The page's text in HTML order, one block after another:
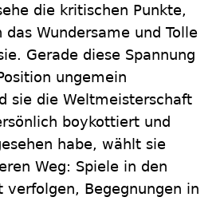
die kritischen Punkte,
Wundersame und Tolle
Gerade diese Spannung
ungemein
sie die Weltmeisterschaft
boykottiert und
habe, wählt sie
Weg: Spiele in den
verfolgen, Begegnungen in